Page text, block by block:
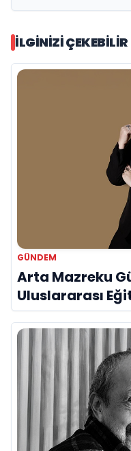
İLGINIZI ÇEKEBILIR
GÜNDEM
Arta Mazreku
Uluslararası